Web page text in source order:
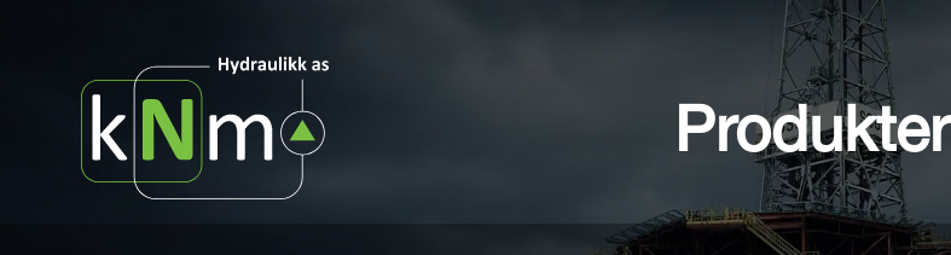
Produkter